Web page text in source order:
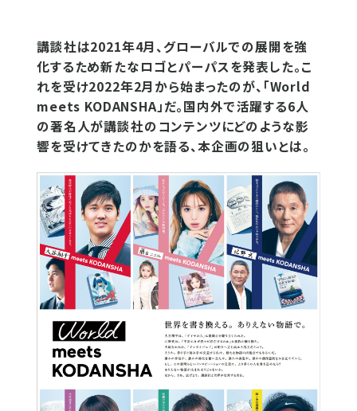
講談社は2021年4月、グローバルでの展開を強
化するため新たなロゴとパーパスを発表した。こ
れを受け2022年2月から始まったのが、「World
meets KODANSHA」だ。国内外で活躍する6人
の著名人が講談社のコンテンツにどのような影
響を受けてきたのかを語る、本企画の狙いとは。